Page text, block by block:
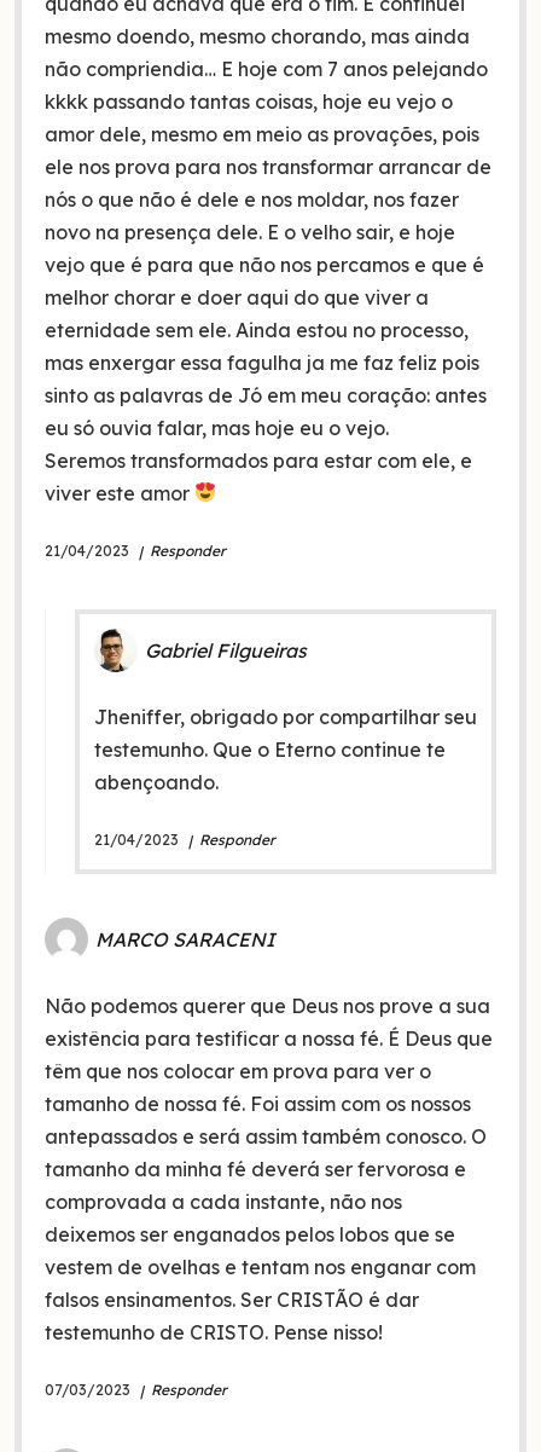
mesmo doendo, mesmo chorando, mas ainda
não compriendia… E hoje com 7 anos pelejando
kkkk passando tantas coisas, hoje eu vejo o
amor dele, mesmo em meio as provações, pois
ele nos prova para nos transformar arrancar de
nós o que não é dele e nos moldar, nos fazer
novo na presença dele. E o velho sair, e hoje
vejo que é para que não nos percamos e que é
melhor chorar e doer aqui do que viver a
eternidade sem ele. Ainda estou no processo,
mas enxergar essa fagulha ja me faz feliz pois
sinto as palavras de Jó em meu coração: antes
eu só ouvia falar, mas hoje eu o vejo.
Seremos transformados para estar com ele, e
viver este amor
21/04/2023 Responder
Gabriel Filgueiras
Jheniffer, obrigado por compartilhar seu
testemunho. Que o Eterno continue te
abençoando.
21/04/2023 Responder
MARCO SARACENI
Não podemos querer que Deus nos prove a sua
existência para testificar a nossa fé. É Deus que
têm que nos colocar em prova para ver o
tamanho de nossa fé. Foi assim com os nossos
antepassados e será assim também conosco. O
tamanho da minha fé deverá ser fervorosa e
comprovada a cada instante, não nos
deixemos ser enganados pelos lobos que se
vestem de ovelhas e tentam nos enganar com
falsos ensinamentos. Ser CRISTÃO é dar
testemunho de CRISTO. Pense nisso!
07/03/2023 Responder